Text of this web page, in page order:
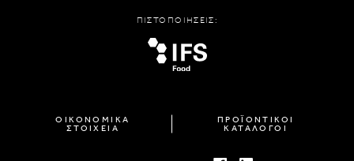
ΠΙΣΤΟΠΟΙΗΣΕΙΣ:
ΟΙΚΟΝΟΜΙΚΑ
ΣΤΟΙΧΕΙΑ
ΠΡΟΪΟΝΤΙΚΟΙ
ΚΑΤΑΛΟΓΟΙ